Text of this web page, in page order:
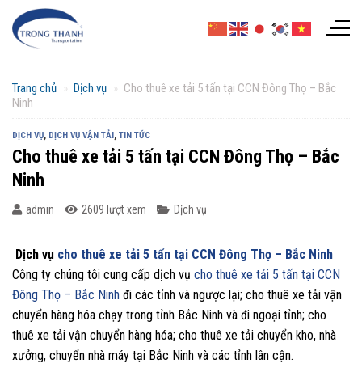
Chuyển
đến
Trang chủ » Dịch vụ »
Cho thuê xe tải 5 tấn tại CCN Đông Thọ – Bắc
Ninh
DỊCH VỤ, DỊCH VỤ VẬN TẢI, TIN TỨC
Cho thuê xe tải 5 tấn tại CCN Đông Thọ – Bắc
Ninh
admin 2609 lượt xem Dịch vụ
Dịch vụ cho thuê xe tải 5 tấn tại CCN Đông Thọ – Bắc Ninh
Công ty chúng tôi cung cấp dịch vụ cho thuê xe tải 5 tấn tại CCN
Đông Thọ – Bắc Ninh đi các tỉnh và ngược lại; cho thuê xe tải vận
chuyển hàng hóa chạy trong tỉnh Bắc Ninh và đi ngoại tỉnh; cho
thuê xe tải vận chuyển hàng hóa; cho thuê xe tải chuyển kho, nhà
xưởng, chuyển nhà máy tại Bắc Ninh và các tỉnh lân cận.